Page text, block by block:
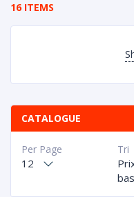
16 ITEMS
CATALOGUE
Tri
bas
Per Page
12